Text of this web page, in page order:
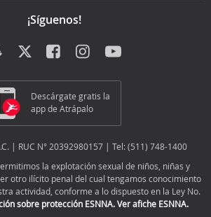
¡Síguenos!
Descárgate gratis la
app de Atrápalo
| RUC N° 20392980157 | Tel: (511) 748-1400
la explotación sexual de niños, niñas y
otro ilícito penal del cual tengamos conocimiento
actividad, conforme a lo dispuesto en la Ley No.
sobre protección ESNNA. Ver afiche ESNNA.